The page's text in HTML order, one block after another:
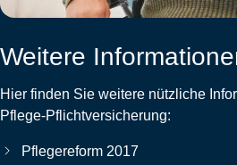
Weitere
Hier finden Sie weitere nützliche
Pflege-Pflichtversicherung:
Pflegereform 2017